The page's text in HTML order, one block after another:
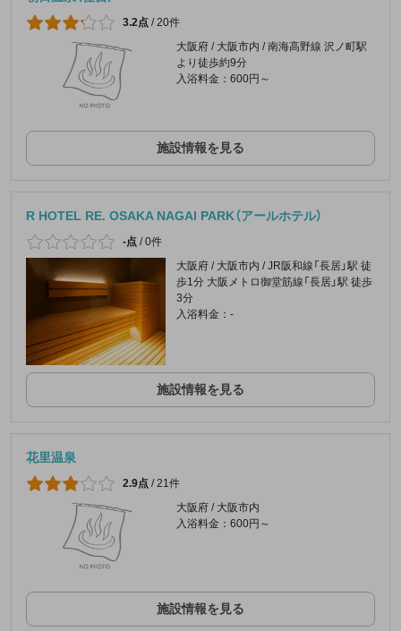
3.2点 / 20件
大阪府 / 大阪市内 / 南海高野線 沢ノ町駅
より徒歩約9分
入浴料金：600円～
施設情報を見る
R HOTEL RE. OSAKA NAGAI PARK（アールホテル）
-点 /0件
大阪府 / 大阪市内 / JR阪和線「長居」駅 徒
歩1分 大阪メトロ御堂筋線「長居」駅 徒歩
3分
入浴料金：-
施設情報を見る
花里温泉
2.9点 /21件
大阪府 / 大阪市内
入浴料金：600円～
施設情報を見る